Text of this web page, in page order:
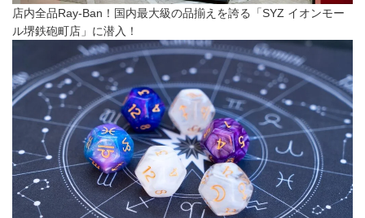
店内全品Ray-Ban！国内最大級の品揃えを誇る「SYZ イオンモー
ル堺鉄砲町店」に潜入！